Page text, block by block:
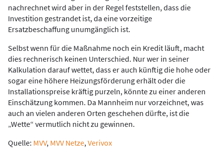
nachrechnet wird aber in der Regel feststellen, dass die
Investition gestrandet ist, da eine vorzeitige
Ersatzbeschaffung unumgänglich ist.
Selbst wenn für die Maßnahme noch ein Kredit läuft, macht
dies rechnerisch keinen Unterschied. Nur wer in seiner
Kalkulation darauf wettet, dass er auch künftig die hohe oder
sogar eine höhere Heizungsförderung erhält oder die
Installationspreise kräftig purzeln, könnte zu einer anderen
Einschätzung kommen. Da Mannheim nur vorzeichnet, was
auch an vielen anderen Orten geschehen dürfte, ist die
„Wette“ vermutlich nicht zu gewinnen.
Quelle: MVV, MVV Netze, Verivox